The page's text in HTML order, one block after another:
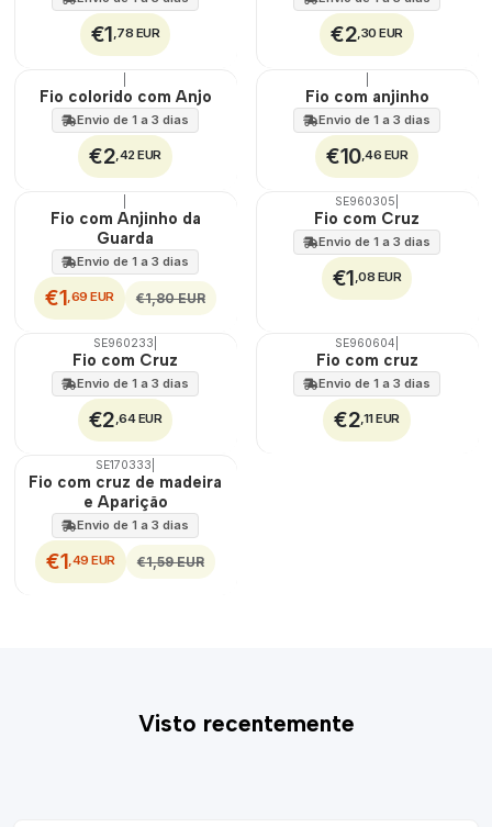
€1,78 EUR €2,30 EUR
Fio colorido com Anjo
Envio de 1 a 3 dias
€2,42 EUR
Fio com anjinho
Envio de 1 a 3 dias
€10,46 EUR
DESCONTO
Fio com Anjinho da
Guarda
Envio de 1 a 3 dias
€1,69 EUR €1,80 EUR
SE960305
Fio com Cruz
Envio de 1 a 3 dias
€1,08 EUR
SE960233
Fio com Cruz
Envio de 1 a 3 dias
€2,64 EUR
SE960604
Fio com cruz
Envio de 1 a 3 dias
€2,11 EUR
DESCONTO
SE170333
Fio com cruz de madeira
e Aparição
Envio de 1 a 3 dias
€1,49 EUR €1,59 EUR
Visto recentemente